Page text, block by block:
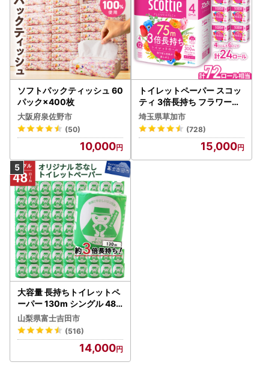
ソフトパックティッシュ 60
パック×400枚
大阪府泉佐野市
(50)
10,000
トイレットペーパー スコッ
ティ 3倍長持ち フラワーパ
ック 4ロール×6P
埼玉県草加市
(728)
15,000
大容量 長持ちトイレットペ
ーパー 130m シングル 48R
芯なし 3倍巻 トイレット
山梨県富士吉田市
(516)
14,000